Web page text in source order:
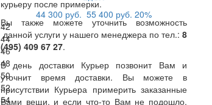
курьеру после примерки.
Вы также можете уточнить возможность
данной услуги у нашего менеджера по тел.: 8
(495) 409 67 27.
В день доставки Курьер позвонит Вам и
уточнит время доставки. Вы можете в
присутствии Курьера примерить заказанные
Вами вещи, и если что-то Вам не подошло,
44 300 руб. 55 400 руб. 20%
42
44
46
48
50
52
54